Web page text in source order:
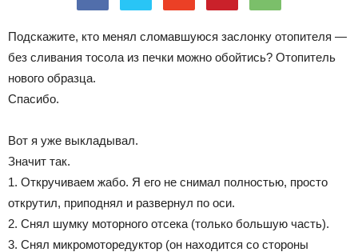
автомобилях
Подскажите, кто менял сломавшуюся заслонку отопителя —
без сливания тосола из печки можно обойтись? Отопитель
нового образца.
Спасибо.
Вот я уже выкладывал.
Значит так.
1. Откручиваем жабо. Я его не снимал полностью, просто
открутил, приподнял и развернул по оси.
2. Снял шумку моторного отсека (только большую часть).
3. Снял микромоторедуктор (он находится со стороны